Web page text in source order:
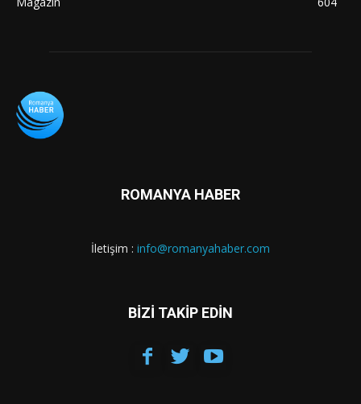
ROMANYA HABER
İletişim : info@romanyahaber.com
BİZİ TAKİP EDİN